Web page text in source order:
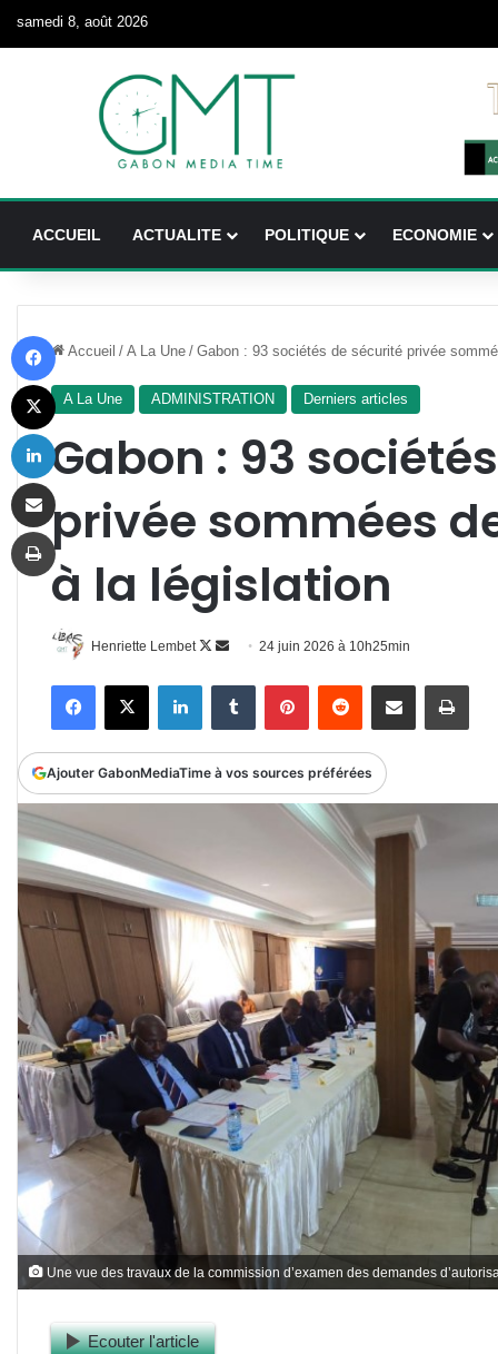
samedi 8, août 2026
ACCUEIL ACTUALITE POLITIQUE ECONOMIE
Accueil / A La Une / Gabon : 93 sociétés de sécurité privée
A La Une ADMINISTRATION Derniers articles
Gabon : 93
privée sommées
à la législation
Henriette Lembet
Follow
Envoyer
courriel
24 juin 2026 à 10h25min
FacebookX LinkedinTumblr PinterestReddit Partager par email
Ajouter GabonMediaTime à vos sources préférées
Une vue des travaux de la commission d’examen des demandes
Ecouter l'article
X
Imprimer